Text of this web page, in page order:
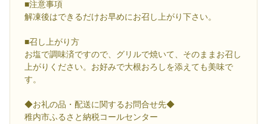
■注意事項
解凍後はできるだけお早めにお召し上がり下さい。
■召し上がり方
お塩で調味済ですので、グリルで焼いて、そのままお召し
上がりください。お好みで大根おろしを添えても美味で
す。
◆お礼の品・配送に関するお問合せ先◆
稚内市ふるさと納税コールセンター